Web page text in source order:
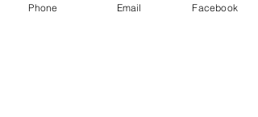
Phone Email Facebook